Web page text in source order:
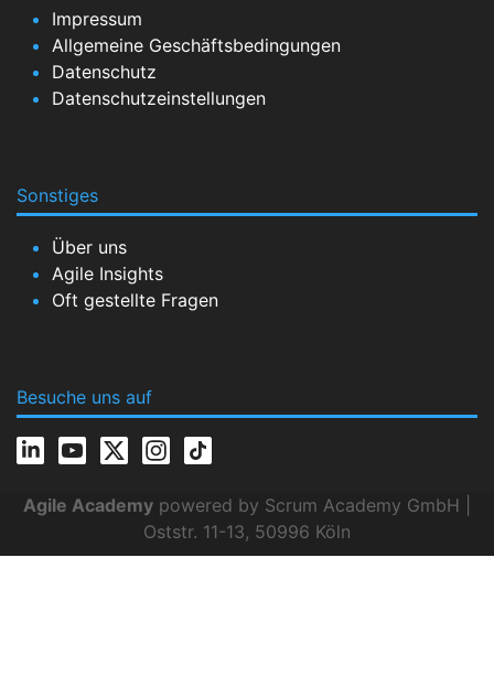
Impressum
Allgemeine Geschäftsbedingungen
Datenschutz
Datenschutzeinstellungen
Sonstiges
Über uns
Agile Insights
Oft gestellte Fragen
Besuche uns auf
Agile Academy powered by Scrum Academy GmbH |
Oststr. 11-13, 50996 Köln